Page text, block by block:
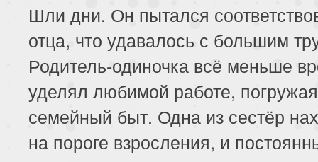
Шли дни. Он пытался
отца, что удавалось с большим
Родитель-одиночка всё меньше
уделял любимой работе,
семейный быт. Одна из сестёр
на пороге взросления, и